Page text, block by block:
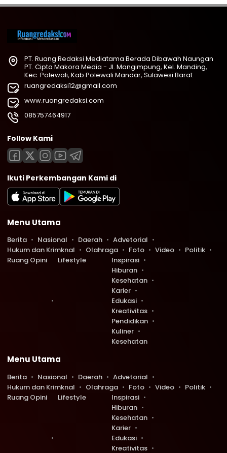
PT. Ruang Redaksi Mediatama Berada Dibawah Naungan
PT. Cipta Makora Media - Jl. Mangimpung, Kel. Manding,
Kec. Polewali, Kab.Polewali Mandar, Sulawesi Barat
ruangredaksi12@gmail.com
www.ruangredaksi.com
085757464917
Follow Kami
Ikuti Perkembangan Kami di
Menu Utama
Berita Nasional Daerah
Advetorial
Hukum dan Krimknal
Olahraga Foto Video
Politik
Ruang Opini
Lifestyle
Inspirasi
Hiburan
Kesehatan
Karier
Edukasi
Kreativitas
Pendidikan
Kuliner
Kesehatan
Menu Utama
Berita Nasional Daerah
Advetorial
Hukum dan Krimknal
Olahraga Foto Video
Politik
Ruang Opini
Lifestyle
Inspirasi
Hiburan
Kesehatan
Karier
Edukasi
Kreativitas